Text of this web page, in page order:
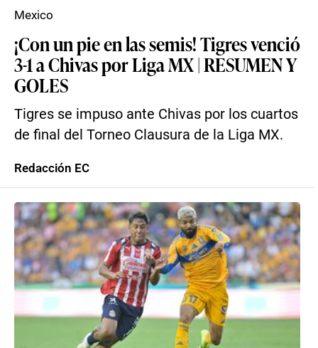
¡Con un pie en las semis! Tigres venció
3-1 a Chivas por Liga MX | RESUMEN Y
GOLES
Tigres se impuso ante Chivas por los cuartos
de final del Torneo Clausura de la Liga MX.
Mexico
Redacción EC